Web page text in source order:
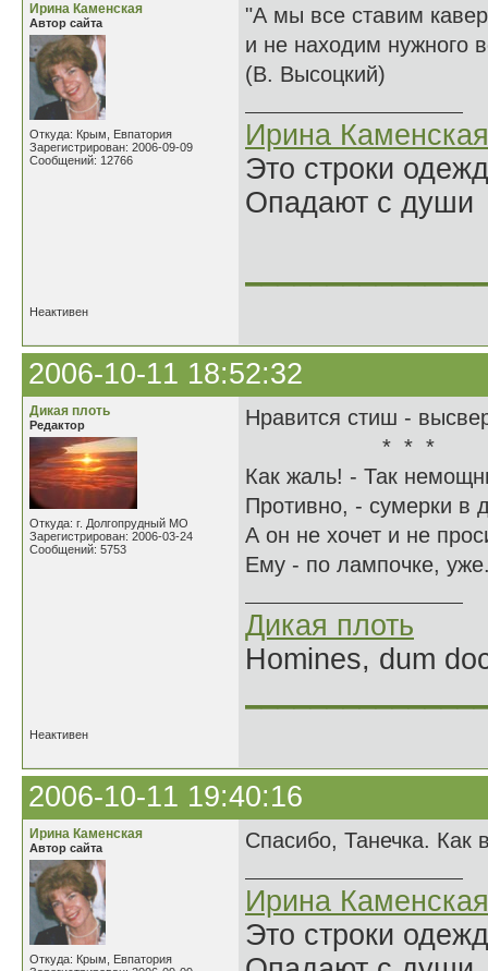
Ирина Каменская
Автор сайта
Откуда: Крым, Евпатория
Зарегистрирован: 2006-09-09
Сообщений: 12766
"А мы все ставим
и не находим нужного
(В. Высоцкий)
Ирина Каменская
Это строки
Опадают с души
Неактивен
2006-10-11 18:52:32
Дикая плоть
Редактор
Откуда: г. Долгопрудный МО
Зарегистрирован: 2006-03-24
Сообщений: 5753
Нравится стиш -
* * *
Как жаль! - Так
Противно, - сумерки в
А он не хочет и не
Ему - по лампочке,
Дикая плоть
Homines, dum
Неактивен
2006-10-11 19:40:16
Ирина Каменская
Автор сайта
Откуда: Крым, Евпатория
Спасибо, Танечка. Как
Ирина Каменская
Это строки